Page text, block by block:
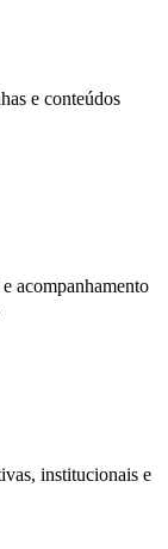
e conteúdos
acompanhamento
institucionais e